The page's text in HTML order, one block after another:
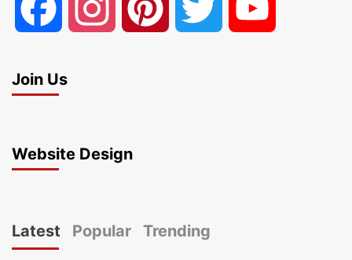
Facebook Instagram Pinterest Twitter
Join Us
Website Design
Latest Popular Trending